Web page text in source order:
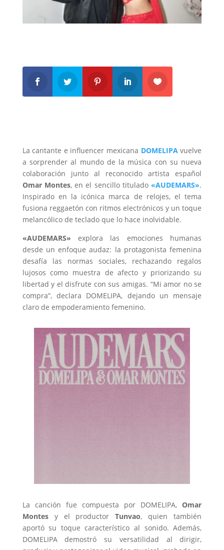
La cantante e influencer mexicana DOMELIPAvuelve
a sorprender al mundo de la música con su nueva
colaboración junto al reconocido artista español
Omar Montes, en el sencillo titulado«AUDEMARS».
Inspirado en la icónica marca de relojes, el tema
fusiona reggaetón con ritmos electrónicos y un toque
melancólico de teclado que lo hace inolvidable.
«AUDEMARS» explora las emociones humanas
desde un enfoque audaz: la protagonista femenina
desafía las normas sociales, rechazando regalos
lujosos como muestra de afecto y priorizando su
libertad y el disfrute con sus amigas. “Mi amor no se
compra”, declara DOMELIPA, dejando un mensaje
claro de empoderamiento femenino.
La canción fue compuesta por DOMELIPA, Omar
Montesy el productorTunvao, quien también
aportó su toque característico al sonido. Además,
DOMELIPA demostró su versatilidad al dirigir,